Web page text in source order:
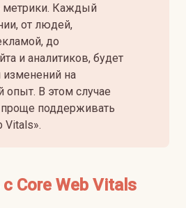
метрики. Каждый
от людей,
до
и аналитиков, будет
изменений на
опыт. В этом случае
поддерживать
Vitals».
Core Web Vitals